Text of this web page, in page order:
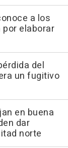
a los
elaborar
del
un fugitivo
en buena
dar
norte